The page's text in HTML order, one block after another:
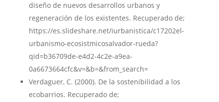
diseño de nuevos desarrollos urbanos y
regeneración de los existentes. Recuperado de;
https://es.slideshare.net/iurbanistica/c17202el-
urbanismo-ecosistmicosalvador-rueda?
qid=b36709de-e4d2-4c2e-a9ea-
0a6673664cfc&v=&b=&from_search=
Verdaguer, C. (2000). De la sostenibilidad a los
ecobarrios. Recuperado de;